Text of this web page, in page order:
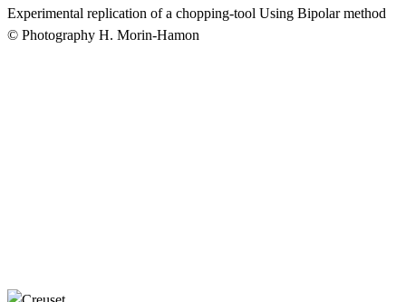
Experimental replication of a chopping-tool Using Bipolar method
© Photography H. Morin-Hamon